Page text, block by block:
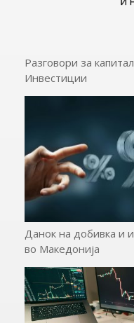
Разговори за
Инвестиции
Данок на добивка и
во Македонија